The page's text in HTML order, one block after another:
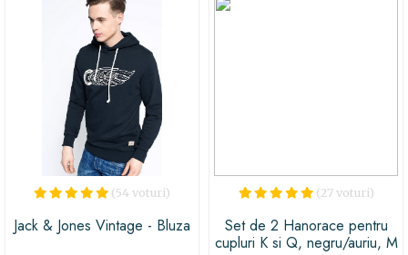
(54 voturi)
Jack & Jones Vintage - Bluza
(27 voturi)
Set de 2 Hanorace pentru
cupluri K si Q, negru/auriu, M